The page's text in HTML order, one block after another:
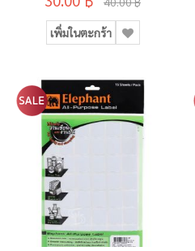
เพิ่มในตะกร้า